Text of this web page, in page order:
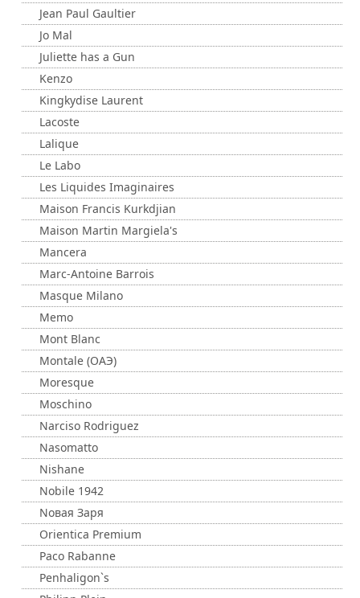
Jean Paul Gaultier
Jo Mal
Juliette has a Gun
Kenzo
Kingkydise Laurent
Lacoste
Lalique
Le Labo
Les Liquides Imaginaires
Maison Francis Kurkdjian
Maison Martin Margiela's
Mancera
Marc-Antoine Barrois
Masque Milano
Memo
Mont Blanc
Montale (ОАЭ)
Moresque
Moschino
Narciso Rodriguez
Nasomatto
Nishane
Nobile 1942
Nовая Заря
Orientica Premium
Paco Rabanne
Penhaligon`s